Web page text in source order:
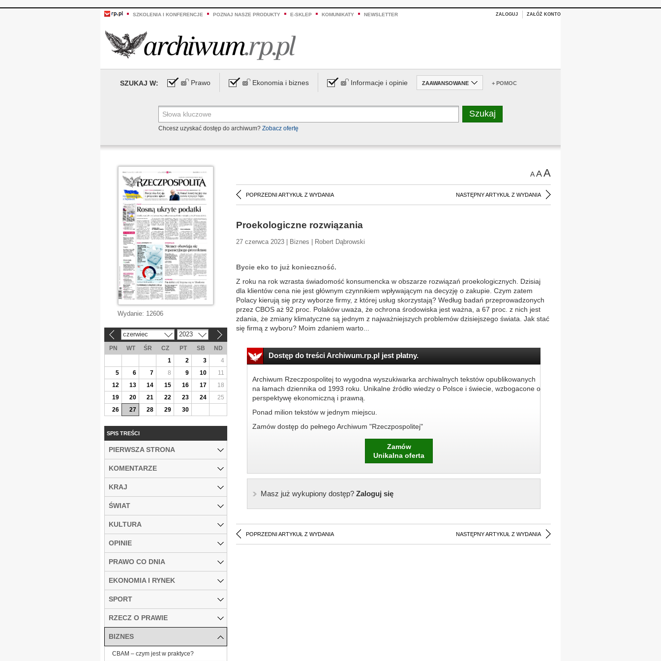
SZKOLENIA I KONFERENCJE POZNAJ NASZE PRODUKTY E-SKLEP KOMUNIKATY NEWSLETTER ZALOGUJ ZAŁÓŻ KONTO
SZUKAJ W: Prawo Ekonomia i biznes Informacje i opinie ZAAWANSOWANE + POMOC
Chcesz uzyskać dostęp do archiwum? Zobacz ofertę
AAA
POPRZEDNI ARTYKUŁ Z WYDANIA NASTĘPNY ARTYKUŁ Z WYDANIA
Proekologiczne rozwiązania
27 czerwca 2023 | Biznes | Robert Dąbrowski
Bycie eko to już konieczność.
Z roku na rok wzrasta świadomość konsumencka w obszarze rozwiązań proekologicznych. Dzisiaj
dla klientów cena nie jest głównym czynnikiem wpływającym na decyzję o zakupie. Czym zatem
Polacy kierują się przy wyborze firmy, z której usług skorzystają? Według badań przeprowadzonych
przez CBOS aż 92 proc. Polaków uważa, że ochrona środowiska jest ważna, a 67 proc. z nich jest
zdania, że zmiany klimatyczne są jednym z najważniejszych problemów dzisiejszego świata. Jak stać
się firmą z wyboru? Moim zdaniem warto...
Dostęp do treści Archiwum.rp.pl jest płatny.
Archiwum Rzeczpospolitej to wygodna wyszukiwarka archiwalnych tekstów opublikowanych
na łamach dziennika od 1993 roku. Unikalne źródło wiedzy o Polsce i świecie, wzbogacone o
perspektywę ekonomiczną i prawną.
Ponad milion tekstów w jednym miejscu.
Zamów dostęp do pełnego Archiwum "Rzeczpospolitej"
Zamów
Unikalna oferta
Masz już wykupiony dostęp?Zaloguj się
POPRZEDNI ARTYKUŁ Z WYDANIA NASTĘPNY ARTYKUŁ Z WYDANIA
Wydanie: 12606
czerwiec 2023
PN WT ŚR CZ PT SB
ND
1
2 3
4
5
6 7 8 9 10
11
12
13 14 15 16 17
18
19
20 21 22 23 24
25
26
27 28 29 30
SPIS TREŚCI
PIERWSZA STRONA
KOMENTARZE
KRAJ
ŚWIAT
KULTURA
OPINIE
PRAWO CO DNIA
EKONOMIA I RYNEK
SPORT
RZECZ O PRAWIE
BIZNES
CBAM – czym jest w praktyce?